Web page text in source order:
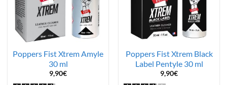
Poppers Fist Xtrem Amyle
30 ml
9,90€
Poppers Fist Xtrem Black
Label Pentyle 30 ml
9,90€